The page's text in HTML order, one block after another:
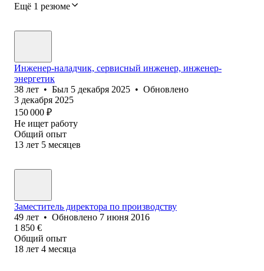
Ещё 1 резюме
Инженер-наладчик, сервисный инженер, инженер-
энергетик
38 лет • Был 5 декабря 2025 • Обновлено
3 декабря 2025
150 000 ₽
Не ищет работу
Общий опыт
13 лет 5 месяцев
Заместитель директора по производству
49 лет • Обновлено 7 июня 2016
1 850 €
Общий опыт
18 лет 4 месяца